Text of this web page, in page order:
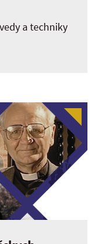
a techniky